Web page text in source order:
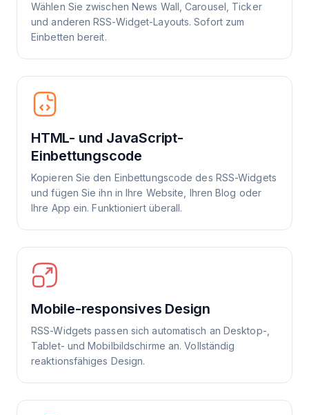
Wählen Sie zwischen News Wall, Carousel, Ticker
und anderen RSS-Widget-Layouts. Sofort zum
Einbetten bereit.
HTML- und JavaScript-
Einbettungscode
Kopieren Sie den Einbettungscode des RSS-Widgets
und fügen Sie ihn in Ihre Website, Ihren Blog oder
Ihre App ein. Funktioniert überall.
Mobile-responsives Design
RSS-Widgets passen sich automatisch an Desktop-,
Tablet- und Mobilbildschirme an. Vollständig
reaktionsfähiges Design.